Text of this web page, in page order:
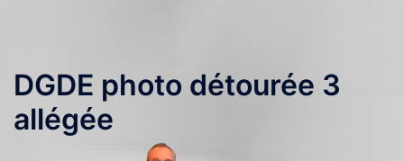
DGDE photo détourée 3
allégée